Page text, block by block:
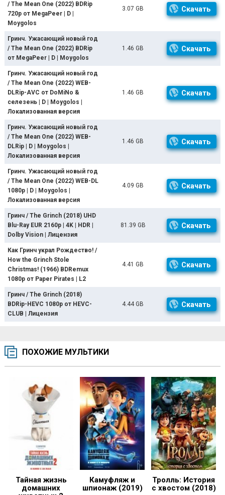
/ The Mean One (2022) BDRip
720p от MegaPeer | D |
Moygolos
3.07 GB Скачать
Гринч. Ужасающий новый год
/ The Mean One (2022) BDRip
от MegaPeer | D | Moygolos
1.46 GB Скачать
Гринч. Ужасающий новый год
/ The Mean One (2022) WEB-
DLRip-AVC от DoMiNo &
селезень | D | Moygolos |
Локализованная версия
1.46 GB Скачать
Гринч. Ужасающий новый год
/ The Mean One (2022) WEB-
DLRip | D | Moygolos |
Локализованная версия
1.46 GB Скачать
Гринч. Ужасающий новый год
/ The Mean One (2022) WEB-DL
1080p | D | Moygolos |
Локализованная версия
4.09 GB Скачать
Гринч / The Grinch (2018) UHD
Blu-Ray EUR 2160p | 4K | HDR |
Dolby Vision | Лицензия
81.39 GB Скачать
Как Гринч украл Рождество! /
How the Grinch Stole
Christmas! (1966) BDRemux
1080p от Paper Pirates | L2
4.41 GB Скачать
Гринч / The Grinch (2018)
BDRip-HEVC 1080p от HEVC-
CLUB | Лицензия
4.44 GB Скачать
ПОХОЖИЕ МУЛЬТИКИ
Тайная жизнь
домашних
Камуфляж и
шпионаж (2019)
Тролль: История
с хвостом (2018)